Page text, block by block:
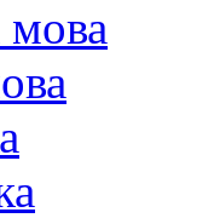
мова